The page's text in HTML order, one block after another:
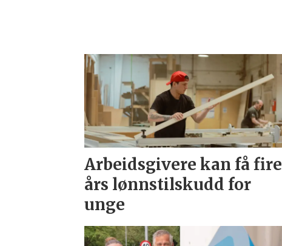
Arbeidsgivere kan få fire
års lønnstilskudd for
unge